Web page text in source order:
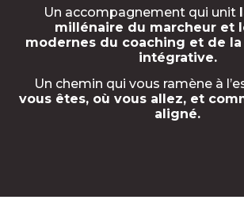
Un accompagnement qui unit
millénaire du marcheur et
modernes du coaching et de
intégrative.
Un chemin qui vous ramène à
vous êtes, où vous allez, et
aligné.